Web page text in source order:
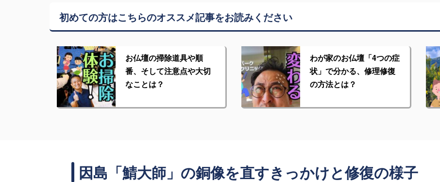
初めての方はこちらのオススメ記事をお読みください
お仏壇の掃除道具や順
番、そして注意点や大切
なことは？
わが家のお仏壇「4つの症
状」で分かる、修理修復
の方法とは？
因島「鯖大師」の銅像を直すきっかけと修復の様子